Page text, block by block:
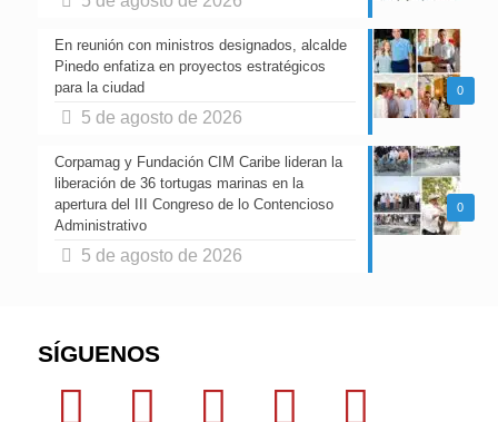
0
En reunión con ministros designados, alcalde
Pinedo enfatiza en proyectos estratégicos
para la ciudad
5 de agosto de 2026
0
Corpamag y Fundación CIM Caribe lideran la
liberación de 36 tortugas marinas en la
apertura del III Congreso de lo Contencioso
Administrativo
5 de agosto de 2026
SÍGUENOS